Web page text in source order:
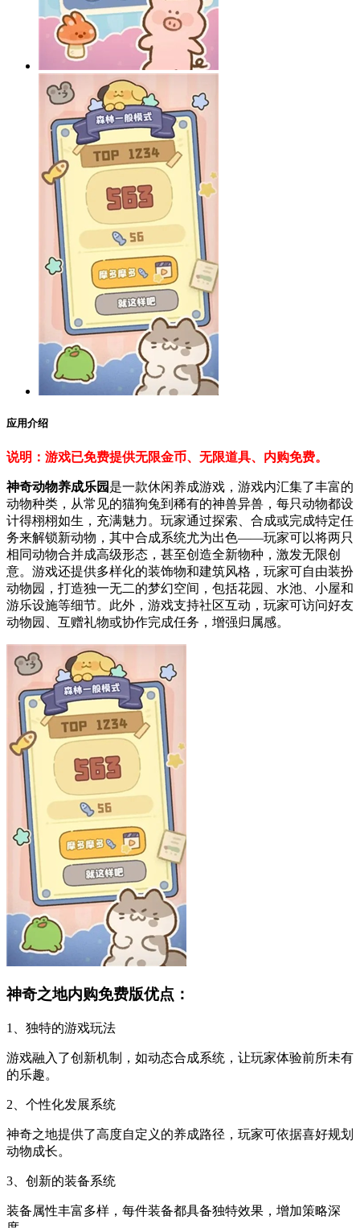
应用介绍
说明：游戏已免费提供无限金币、无限道具、内购免费。
神奇动物养成乐园 是一款休闲养成游戏，游戏内汇集了丰富的
动物种类，从常见的猫狗兔到稀有的神兽异兽，每只动物都设
计得栩栩如生，充满魅力。玩家通过探索、合成或完成特定任
务来解锁新动物，其中合成系统尤为出色——玩家可以将两只
相同动物合并成高级形态，甚至创造全新物种，激发无限创
意。游戏还提供多样化的装饰物和建筑风格，玩家可自由装扮
动物园，打造独一无二的梦幻空间，包括花园、水池、小屋和
游乐设施等细节。此外，游戏支持社区互动，玩家可访问好友
动物园、互赠礼物或协作完成任务，增强归属感。
神奇之地内购免费版优点：
1、独特的游戏玩法
游戏融入了创新机制，如动态合成系统，让玩家体验前所未有
的乐趣。
2、个性化发展系统
神奇之地提供了高度自定义的养成路径，玩家可依据喜好规划
动物成长。
3、创新的装备系统
装备属性丰富多样，每件装备都具备独特效果，增加策略深